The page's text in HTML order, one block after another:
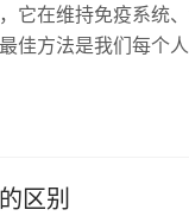
它在维持免疫系统
佳方法是我们每个
区别